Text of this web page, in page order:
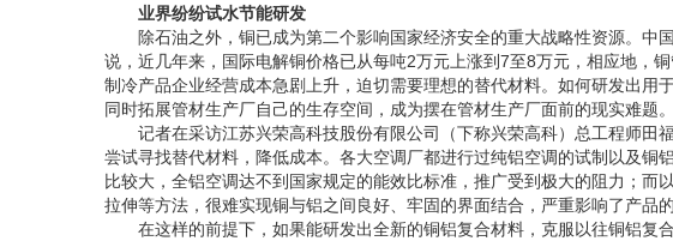
业界纷纷试水节能研发
除石油之外，铜已成为第二个影响国家经济安全的重大战略性资源。中
说，近几年来，国际电解铜价格已从每吨2万元上涨到7至8万元，相应地，
制冷产品企业经营成本急剧上升，迫切需要理想的替代材料。如何研发出用
同时拓展管材生产厂自己的生存空间，成为摆在管材生产厂面前的现实难题。
记者在采访江苏兴荣高科技股份有限公司（下称兴荣高科）总工程师田
尝试寻找替代材料，降低成本。各大空调厂都进行过纯铝空调的试制以及铜
比较大，全铝空调达不到国家规定的能效比标准，推广受到极大的阻力；而
拉伸等方法，很难实现铜与铝之间良好、牢固的界面结合，严重影响了产品的
在这样的前提下，如果能研发出全新的铜铝复合材料，克服以往铜铝复